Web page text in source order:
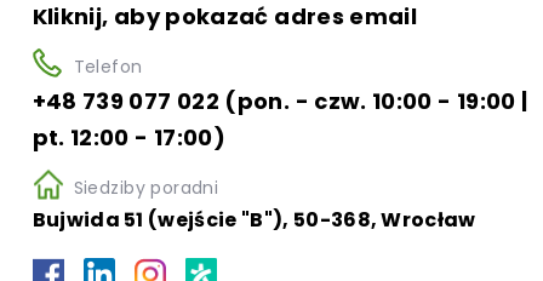
Kliknij, aby pokazać adres email
Telefon
+48 739 077 022 (pon. - czw. 10:00 - 19:00 |
pt. 12:00 - 17:00)
Siedziby poradni
Bujwida 51 (wejście "B"), 50-368, Wrocław